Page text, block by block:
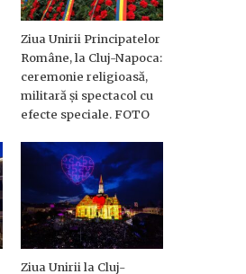
Ziua Unirii Principatelor
Române, la Cluj-Napoca:
ceremonie religioasă,
militară și spectacol cu
efecte speciale. FOTO
Ziua Unirii la Cluj-